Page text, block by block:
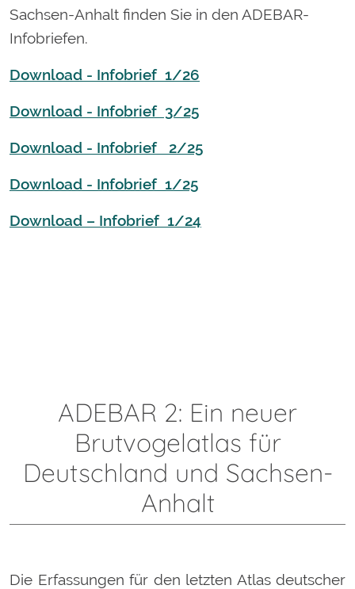
Sachsen-Anhalt finden Sie in den ADEBAR-
Infobriefen.
Download - Infobrief 1/26
Download - Infobrief 3/25
Download - Infobrief 2/25
Download - Infobrief 1/25
Download – Infobrief 1/24
ADEBAR 2: Ein neuer
Brutvogelatlas für
Deutschland und Sachsen-
Anhalt
Die Erfassungen für den letzten Atlas deutscher